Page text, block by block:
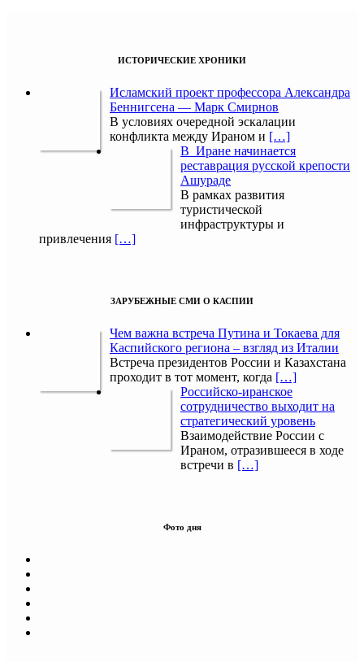
ИСТОРИЧЕСКИЕ ХРОНИКИ
Исламский проект профессора Александра
Беннигсена — Марк Смирнов
В условиях очередной эскалации
конфликта между Ираном и […]
В Иране начинается
реставрация русской крепости
Ашураде
В рамках развития
туристической
инфраструктуры и
привлечения […]
ЗАРУБЕЖНЫЕ СМИ О КАСПИИ
Чем важна встреча Путина и Токаева для
Каспийского региона – взгляд из Италии
Встреча президентов России и Казахстана
проходит в тот момент, когда […]
Российско-иранское
сотрудничество выходит на
стратегический уровень
Взаимодействие России с
Ираном, отразившееся в ходе
встречи в […]
Фото дня